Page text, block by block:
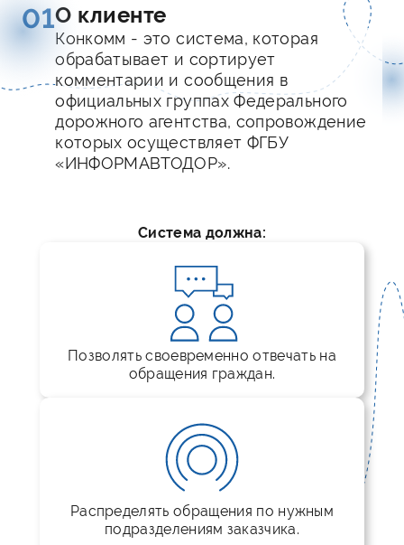
01О клиенте
Конкомм - это система, которая
обрабатывает и сортирует
комментарии и сообщения в
официальных группах Федерального
дорожного агентства, сопровождение
которых осуществляет ФГБУ
«ИНФОРМАВТОДОР».
Система должна:
Позволять своевременно отвечать на
обращения граждан.
Распределять обращения по нужным
подразделениям заказчика.